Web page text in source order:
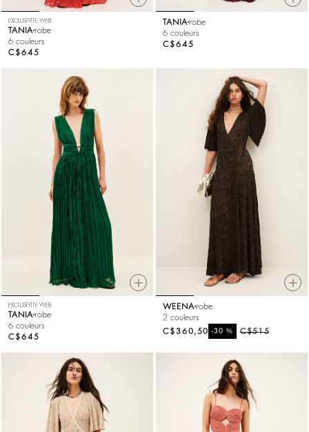
EXCLUSIVITE WEB
TANIA robe
6 couleurs
C$645
TANIA robe
6 couleurs
C$645
EXCLUSIVITE WEB
TANIA robe
6 couleurs
C$645
WEENA robe
2 couleurs
C$515
-30%
C$360,50